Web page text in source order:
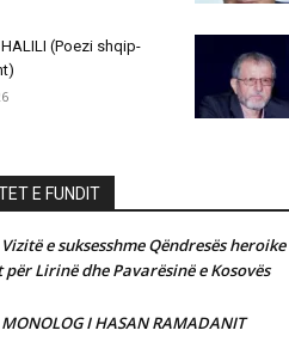
(Poezi shqip-
E FUNDIT
Vizitë e suksesshme Qëndresës heroike
Lirinë dhe Pavarësinë e Kosovës
MONOLOG I HASAN RAMADANIT